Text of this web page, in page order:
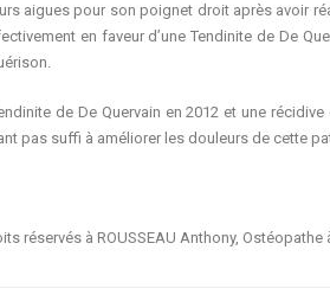
aigues pour son poignet droit après avoir
en faveur d’une Tendinite de De
de De Quervain en 2012 et une
pas suffi à améliorer les douleurs de cette
réservés à ROUSSEAU Anthony, Ostéopathe